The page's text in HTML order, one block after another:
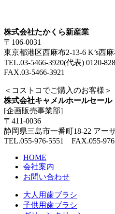
株式会社たかくら新産業
〒106-0031
東京都港区西麻布2-13-6 K’s西
TEL.03-5466-3920(代表) 0120-
FAX.03-5466-3921
＜コストコでご購入のお客様＞
株式会社キャメルホールセール
[企画販売事業部]
〒411-0036
静岡県三島市一番町18-22 アー
TEL.055-976-5551 FAX.055-
HOME
会社案内
お問い合わせ
大人用歯ブラシ
子供用歯ブラシ